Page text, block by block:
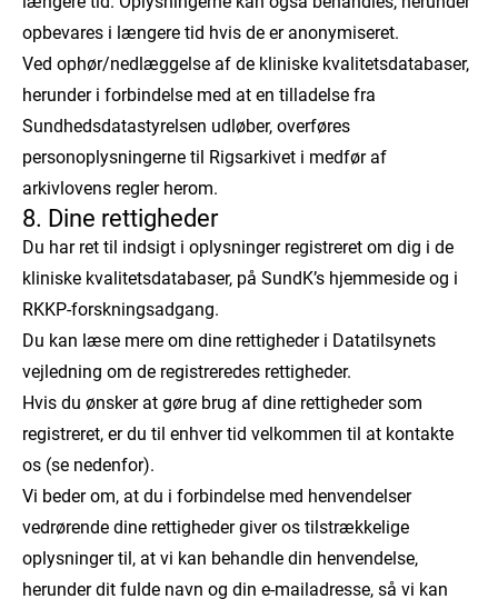
opbevares i længere tid hvis de er anonymiseret.
Ved ophør/nedlæggelse af de kliniske kvalitetsdatabaser,
herunder i forbindelse med at en tilladelse fra
Sundhedsdatastyrelsen udløber, overføres
personoplysningerne til Rigsarkivet i medfør af
arkivlovens regler herom.
8. Dine rettigheder
Du har ret til indsigt i oplysninger registreret om dig i de
kliniske kvalitetsdatabaser, på SundK’s hjemmeside og i
RKKP-forskningsadgang.
Du kan læse mere om dine rettigheder i Datatilsynets
vejledning om de registreredes rettigheder.
Hvis du ønsker at gøre brug af dine rettigheder som
registreret, er du til enhver tid velkommen til at kontakte
os (se nedenfor).
Vi beder om, at du i forbindelse med henvendelser
vedrørende dine rettigheder giver os tilstrækkelige
oplysninger til, at vi kan behandle din henvendelse,
herunder dit fulde navn og din e-mailadresse, så vi kan